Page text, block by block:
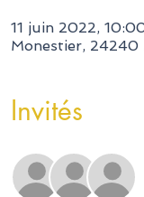
11 juin 2022,
Monestier, 24240
Invités